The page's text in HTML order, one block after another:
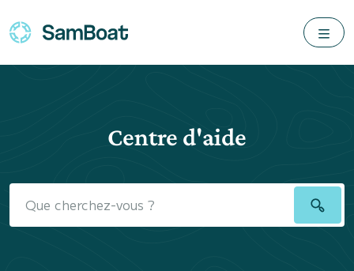
Centre d'aide